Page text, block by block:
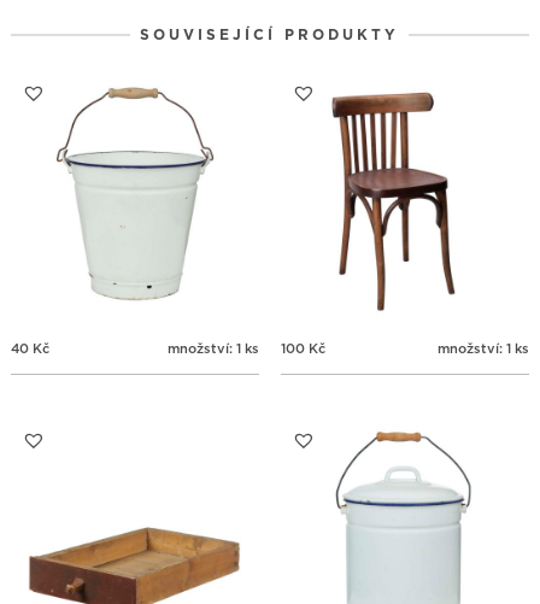
SOUVISEJÍCÍ PRODUKTY
40 Kč množství: 1 ks 100 Kč množství: 1 ks